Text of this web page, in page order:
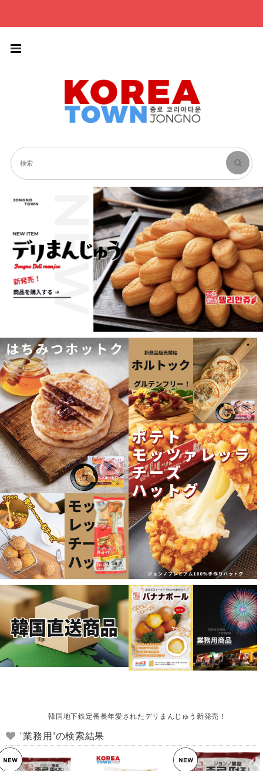
韓国地下鉄定番長年愛されたデリまんじゅう新発売！
"業務用"の検索結果